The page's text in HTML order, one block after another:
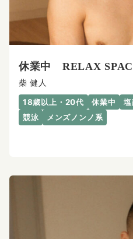
休業中 RELAX
柴 健人
18歳以上・20代 休業中
競泳
メンズノンノ系